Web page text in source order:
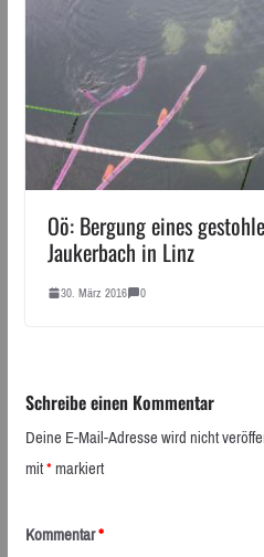
Oö: Bergung eines
Jaukerbach in Linz
30. März 2016 0
Schreibe einen Kommentar
Deine E-Mail-Adresse wird nicht
mit*markiert
Kommentar*